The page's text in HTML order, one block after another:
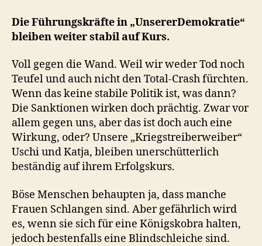
Die Führungskräfte in „UnsererDemokratie“
bleiben weiter stabil auf Kurs.
Voll gegen die Wand. Weil wir weder Tod noch
Teufel und auch nicht den Total-Crash fürchten.
Wenn das keine stabile Politik ist, was dann?
Die Sanktionen wirken doch prächtig. Zwar vor
allem gegen uns, aber das ist doch auch eine
Wirkung, oder? Unsere „Kriegstreiberweiber“
Uschi und Katja, bleiben unerschütterlich
beständig auf ihrem Erfolgskurs.
Böse Menschen behaupten ja, dass manche
Frauen Schlangen sind. Aber gefährlich wird
es, wenn sie sich für eine Königskobra halten,
jedoch bestenfalls eine Blindschleiche sind.